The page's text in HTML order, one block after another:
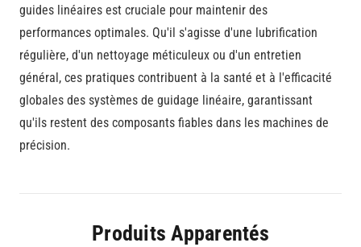
guides linéaires est cruciale pour maintenir des
performances optimales. Qu'il s'agisse d'une lubrification
régulière, d'un nettoyage méticuleux ou d'un entretien
général, ces pratiques contribuent à la santé et à l'efficacité
globales des systèmes de guidage linéaire, garantissant
qu'ils restent des composants fiables dans les machines de
précision.
Produits Apparentés